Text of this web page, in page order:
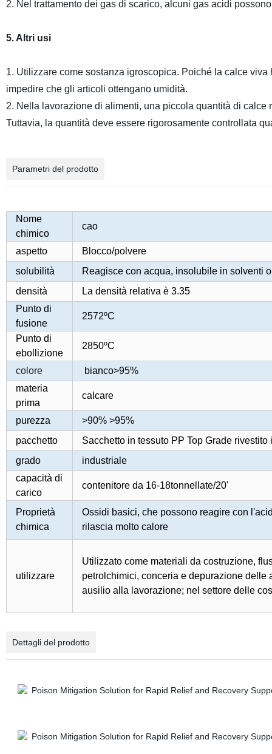
2. Nel trattamento dei gas di scarico, alcuni gas acidi
5. Altri usi
1. Utilizzare come sostanza igroscopica. Poiché la calce
impedire che gli articoli ottengano umidità.
2. Nella lavorazione di alimenti, una piccola quantità di
Tuttavia, la quantità deve essere rigorosamente controllata
Parametri del prodotto
Nome
chimico
cao
aspetto
Blocco/polvere
solubilità
Reagisce con acqua, insolubile in solventi
densità
La densità relativa è 3.35
Punto di
fusione
2572ºC
Punto di
ebollizione
2850ºC
colore
bianco>95%
materia
prima
calcare
purezza
>90% >95%
pacchetto
Sacchetto in tessuto PP Top Grade
grado
industriale
capacità di
carico
contenitore da 16-18tonnellate/20'
Proprietà
chimica
Ossidi basici, che possono reagire con
rilascia molto calore
utilizzare
Utilizzato come materiali da costruzione,
petrolchimici, conceria e depurazione
ausilio alla lavorazione; nel settore delle
Dettagli del prodotto